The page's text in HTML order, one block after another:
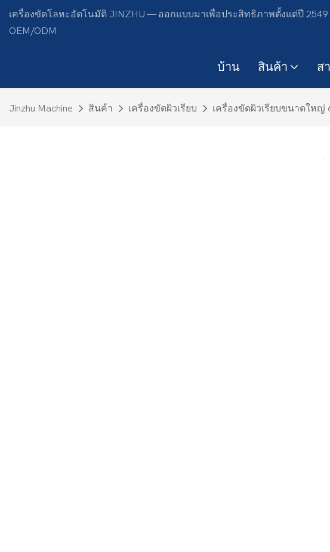
เครื่องขัดโลหะอัตโนมัติ JINZHU — ออกแบบมาเพื่อประสิทธิภาพตั้งแต่ปี 2549
OEM/ODM
บ้าน สินค้า ส
Jinzhu Machine สินค้า เครื่องขัดผิวเรียบ เครื่องขัดผิวเรียบขนาดให